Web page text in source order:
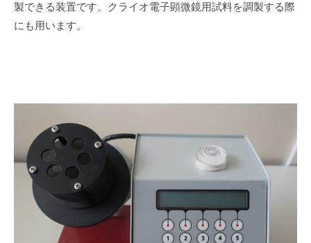
製できる装置です。クライオ電子顕微鏡用試料を調製する際
にも用います。